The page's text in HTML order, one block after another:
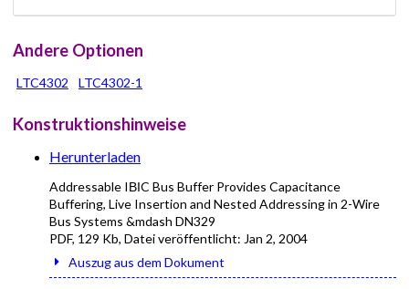
Andere Optionen
LTC4302 LTC4302-1
Konstruktionshinweise
Herunterladen
Addressable IВІC Bus Buffer Provides Capacitance
Buffering, Live Insertion and Nested Addressing in 2-Wire
Bus Systems &mdash DN329
PDF, 129 Kb, Datei veröffentlicht: Jan 2, 2004
Auszug aus dem Dokument